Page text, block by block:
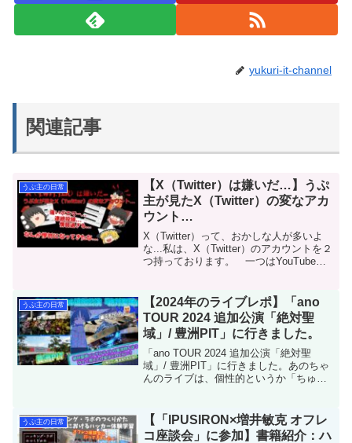
yukuri-it-channel
関連記事
うぷ主の日常
【X（Twitter）は嫌いだ…】うぷ
主が見たX（Twitter）の変なアカ
ウント…
X（Twitter）って、おかしな人が多いよ
な...私は、X（Twitter）のアカウントを２
つ持っております。 一つはYouTubeの
は、私個人のアカウント。私がX...
うぷ主の日常
【2024年のライブレポ】「ano
TOUR 2024 追加公演「絶対聖
域」/ 豊洲PIT」に行きました。
「ano TOUR 2024 追加公演「絶対聖
域」/ 豊洲PIT」に行きました。あのちゃ
んのライブは、個性的というか「ちゅ、
私もブルーレイでライブ映像見るまで、
独特なポ...
うぷ主の日常
【「IPUSIRON×増井敏克 オフレ
コ座談会」に参加】書籍紹介：ハ